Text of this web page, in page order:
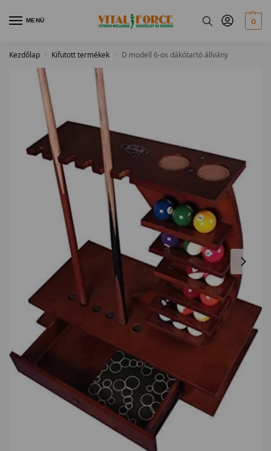
MENÜ 0
Kezdőlap / Kifutott termékek / D modell 6-os dákótartó állvány